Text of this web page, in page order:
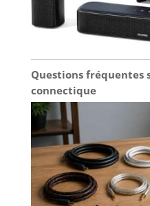
Questions fréquentes
connectique